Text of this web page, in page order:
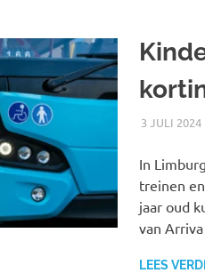
3 JULI 2024
In
treinen
jaar oud
van
LEES